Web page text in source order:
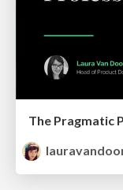
The Pragmatic